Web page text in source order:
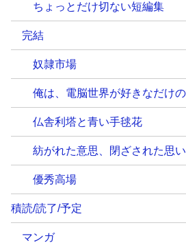
ちょっとだけ切ない短編集
完結
奴隷市場
俺は、電脳世界が好きなだけ
仏舎利塔と青い手毬花
紡がれた意思、閉ざされた思い
優秀高場
積読/読了/予定
マンガ